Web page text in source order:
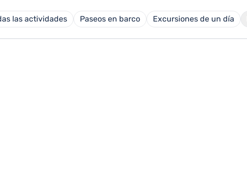
las actividades Paseos en barco Excursiones de un día